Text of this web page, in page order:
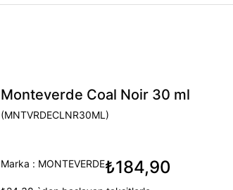
Monteverde Coal Noir 30 ml
(MNTVRDECLNR30ML)
Marka : MONTEVERDE₺184,90